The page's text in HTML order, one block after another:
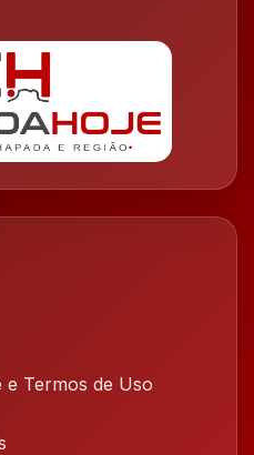
e Termos de Uso